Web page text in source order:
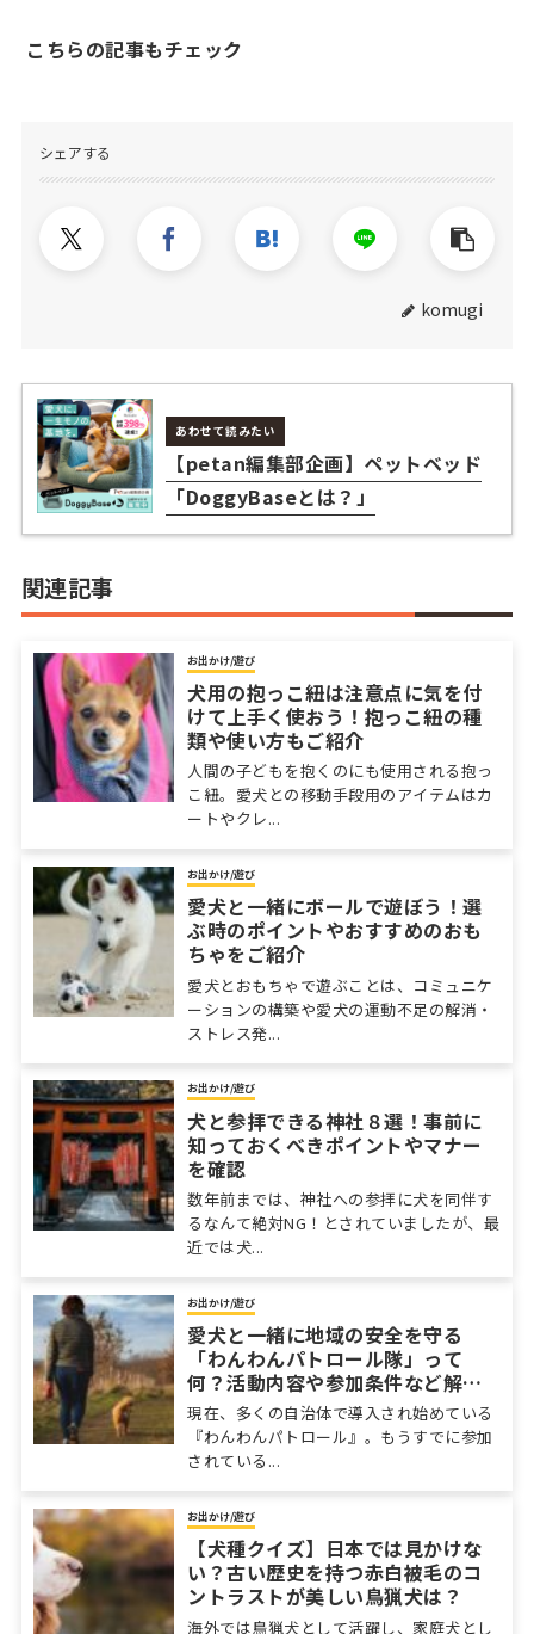
こちらの記事もチェック
シェアする
komugi
あわせて読みたい
【petan編集部企画】ペットベッド
「DoggyBaseとは？」
関連記事
お出かけ/遊び
犬用の抱っこ紐は注意点に気を付
けて上手く使おう！抱っこ紐の種
類や使い方もご紹介
人間の子どもを抱くのにも使用される抱っ
こ紐。愛犬との移動手段用のアイテムはカ
ートやクレ...
お出かけ/遊び
愛犬と一緒にボールで遊ぼう！選
ぶ時のポイントやおすすめのおも
ちゃをご紹介
愛犬とおもちゃで遊ぶことは、コミュニケ
ーションの構築や愛犬の運動不足の解消・
ストレス発...
お出かけ/遊び
犬と参拝できる神社８選！事前に
知っておくべきポイントやマナー
を確認
数年前までは、神社への参拝に犬を同伴す
るなんて絶対NG！とされていましたが、最
近では犬...
お出かけ/遊び
愛犬と一緒に地域の安全を守る
「わんわんパトロール隊」って
何？活動内容や参加条件など解
説！
現在、多くの自治体で導入され始めている
『わんわんパトロール』。もうすでに参加
されている...
お出かけ/遊び
【犬種クイズ】日本では見かけな
い？古い歴史を持つ赤白被毛のコ
ントラストが美しい鳥猟犬は？
海外では鳥猟犬として活躍し、家庭犬とし